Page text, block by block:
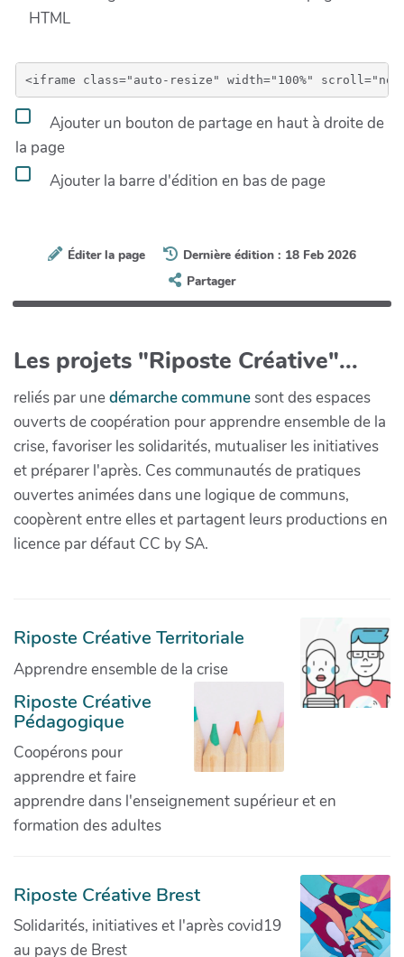
HTML
Ajouter un bouton de partage en haut à droite de
la page
Ajouter la barre d'édition en bas de page
Éditer la page
Dernière édition : 18 Feb 2026
Partager
Les projets "Riposte Créative"...
reliés par unedémarche communesont des espaces
ouverts de coopération pour apprendre ensemble de la
crise, favoriser les solidarités, mutualiser les initiatives
et préparer l'après. Ces communautés de pratiques
ouvertes animées dans une logique de communs,
coopèrent entre elles et partagent leurs productions en
licence par défaut CC by SA.
Riposte Créative Territoriale
Apprendre ensemble de la crise
Riposte Créative
Pédagogique
Coopérons pour
apprendre et faire
apprendre dans l'enseignement supérieur et en
formation des adultes
Riposte Créative Brest
Solidarités, initiatives et l'après covid19
au pays de Brest